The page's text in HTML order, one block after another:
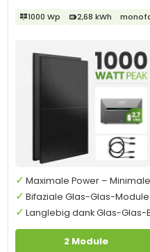
1000 Wp 2,68 kWh
2 Module
Maximale Power –
Bifaziale Glas-Glas-
Langlebig dank Glas-Glas-